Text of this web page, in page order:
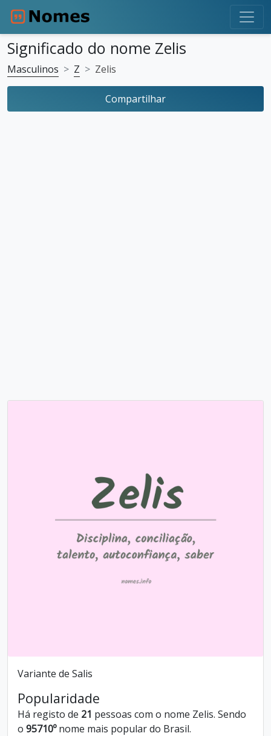
Significado do nome Zelis
Masculinos Z Zelis
Compartilhar
Variante de Salis
Popularidade
Há registo de 21 pessoas com o nome Zelis. Sendo
o 95710ºnome mais popular do Brasil.